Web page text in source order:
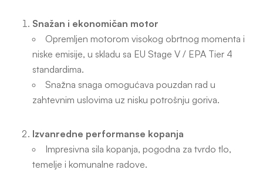
Snažan i ekonomičan motor
Opremljen motorom visokog obrtnog momenta i
niske emisije, u skladu sa EU Stage V / EPA Tier 4
standardima.
Snažna snaga omogućava pouzdan rad u
zahtevnim uslovima uz nisku potrošnju goriva.
Izvanredne performanse kopanja
Impresivna sila kopanja, pogodna za tvrdo tlo,
temelje i komunalne radove.